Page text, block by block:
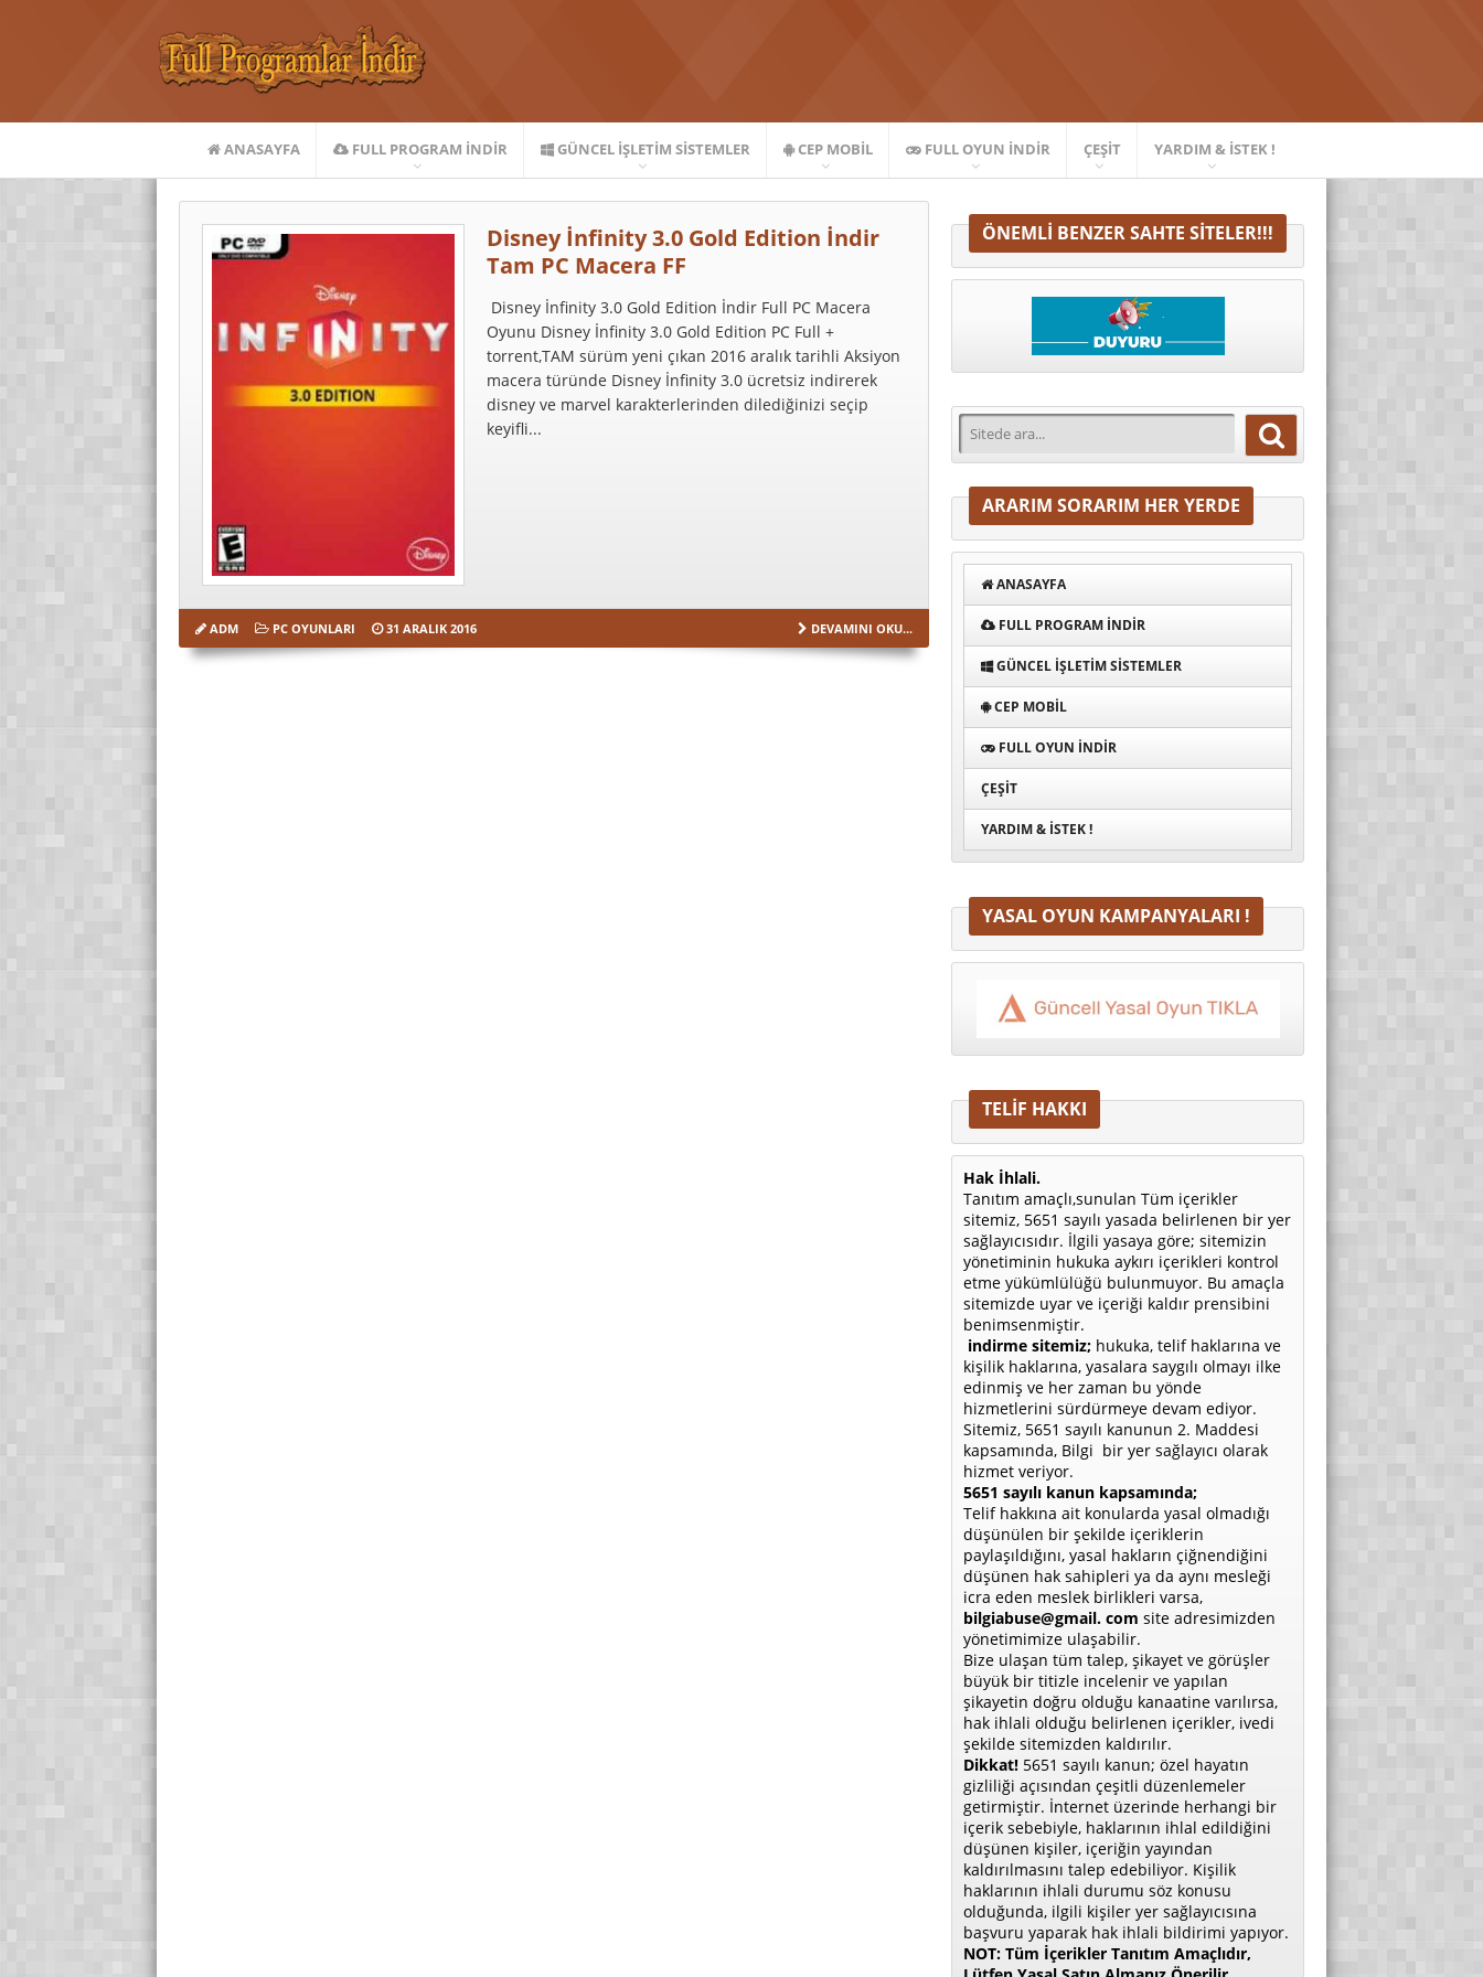
ANASAYFA FULL PROGRAM INDIR GÜNCEL İŞLETIM SISTEMLER CEP MOBIL FULL OYUN İNDIR ÇEŞIT YARDIM & İSTEK !
Disney İnfinity 3.0 Gold Edition İndir
Tam PC Macera FF
Disney İnfinity 3.0 Gold Edition İndir Full PC Macera
Oyunu Disney İnfinity 3.0 Gold Edition PC Full +
torrent,TAM sürüm yeni çıkan 2016 aralık tarihli Aksiyon
macera türünde Disney İnfinity 3.0 ücretsiz indirerek
disney ve marvel karakterlerinden dilediğinizi seçip
keyifli...
ADM PC OYUNLARI 31 ARALIK 2016 DEVAMINI OKU...
ÖNEMLI BENZER SAHTE SITELER!!!
ARARIM SORARIM HER YERDE
ANASAYFA
FULL PROGRAM INDIR
GÜNCEL İŞLETIM SISTEMLER
CEP MOBIL
FULL OYUN İNDIR
ÇEŞIT
YARDIM & İSTEK !
YASAL OYUN KAMPANYALARI !
TELİF HAKKI
Hak İhlali.
Tanıtım amaçlı,sunulan Tüm içerikler
sitemiz, 5651 sayılı yasada belirlenen bir yer
sağlayıcısıdır. İlgili yasaya göre; sitemizin
yönetiminin hukuka aykırı içerikleri kontrol
etme yükümlülüğü bulunmuyor. Bu amaçla
sitemizde uyar ve içeriği kaldır prensibini
benimsenmiştir.
indirme sitemiz; hukuka, telif haklarına ve
kişilik haklarına, yasalara saygılı olmayı ilke
edinmiş ve her zaman bu yönde
hizmetlerini sürdürmeye devam ediyor.
Sitemiz, 5651 sayılı kanunun 2. Maddesi
kapsamında, Bilgi bir yer sağlayıcı olarak
hizmet veriyor.
5651 sayılı kanun kapsamında;
Telif hakkına ait konularda yasal olmadığı
düşünülen bir şekilde içeriklerin
paylaşıldığını, yasal hakların çiğnendiğini
düşünen hak sahipleri ya da aynı mesleği
icra eden meslek birlikleri varsa,
bilgiabuse@gmail. com site adresimizden
yönetimimize ulaşabilir.
Bize ulaşan tüm talep, şikayet ve görüşler
büyük bir titizle incelenir ve yapılan
şikayetin doğru olduğu kanaatine varılırsa,
hak ihlali olduğu belirlenen içerikler, ivedi
şekilde sitemizden kaldırılır.
Dikkat! 5651 sayılı kanun; özel hayatın
gizliliği açısından çeşitli düzenlemeler
getirmiştir. İnternet üzerinde herhangi bir
içerik sebebiyle, haklarının ihlal edildiğini
düşünen kişiler, içeriğin yayından
kaldırılmasını talep edebiliyor. Kişilik
haklarının ihlali durumu söz konusu
olduğunda, ilgili kişiler yer sağlayıcısına
başvuru yaparak hak ihlali bildirimi yapıyor.
NOT: Tüm İçerikler Tanıtım Amaçlıdır,